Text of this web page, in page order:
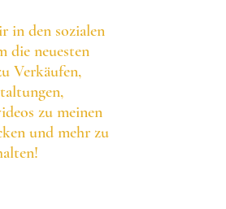
in den sozialen
die neuesten
Verkäufen,
zu meinen
und mehr zu